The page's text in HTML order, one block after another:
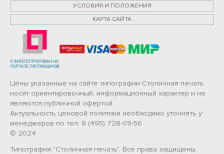
УСЛОВИЯ И ПОЛОЖЕНИЯ
КАРТА САЙТА
Цены указанные на сайте типографии Столичная печать
носят ориентировочный, информационный характер и не
являются публичной офертой.
Актуальность ценовой политики необходимо уточнять у
менеджеров по тел: 8 (495) 728-09-56
© 2024
Типография "Столичная печать". Все права защищены,